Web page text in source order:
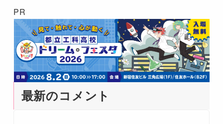
PR
最新のコメント